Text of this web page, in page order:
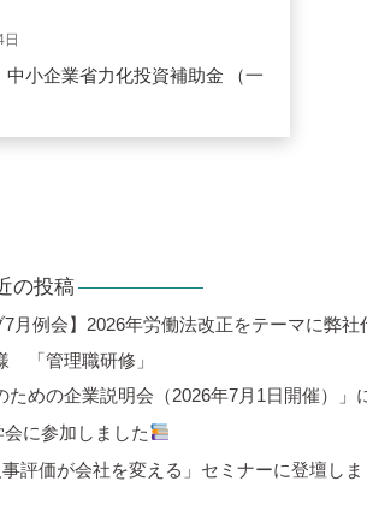
中小企業省力化投資補助金 （一
の投稿
7月例会】2026年労働法改正をテーマに弊
「管理職研修」
ための企業説明会（2026年7月1日開催）」
に参加しました
評価が会社を変える」セミナーに登壇し